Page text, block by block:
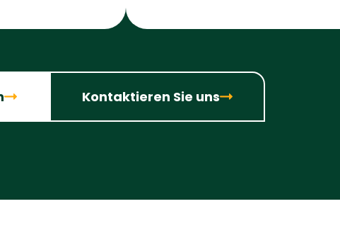
Kontaktieren Sie uns